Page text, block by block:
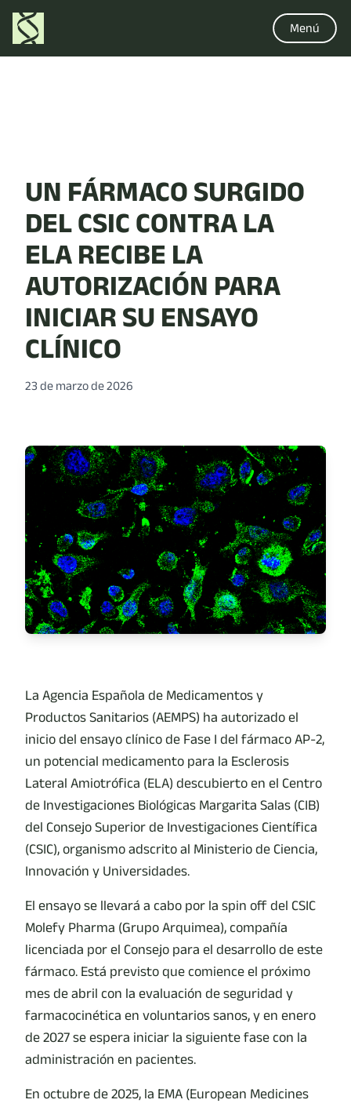
Menú
UN FÁRMACO SURGIDO
DEL CSIC CONTRA LA
ELA RECIBE LA
AUTORIZACIÓN PARA
INICIAR SU ENSAYO
CLÍNICO
23 de marzo de 2026
La Agencia Española de Medicamentos y
Productos Sanitarios (AEMPS) ha autorizado el
inicio del ensayo clínico de Fase I del fármaco AP-2,
un potencial medicamento para la Esclerosis
Lateral Amiotrófica (ELA) descubierto en el Centro
de Investigaciones Biológicas Margarita Salas (CIB)
del Consejo Superior de Investigaciones Científica
(CSIC), organismo adscrito al Ministerio de Ciencia,
Innovación y Universidades.
El ensayo se llevará a cabo por la spin off del CSIC
Molefy Pharma (Grupo Arquimea), compañía
licenciada por el Consejo para el desarrollo de este
fármaco. Está previsto que comience el próximo
mes de abril con la evaluación de seguridad y
farmacocinética en voluntarios sanos, y en enero
de 2027 se espera iniciar la siguiente fase con la
administración en pacientes.
En octubre de 2025, la EMA (European Medicines